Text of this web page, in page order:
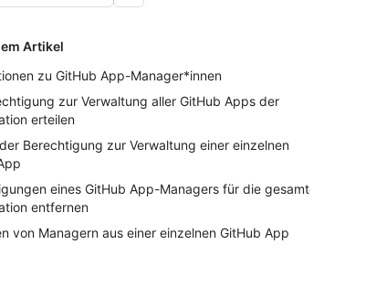
Artikel
zu GitHub App-Manager*innen
zur Verwaltung aller GitHub Apps der
erteilen
Berechtigung zur Verwaltung einer einzelnen
eines GitHub App-Managers für die gesamte
entfernen
von Managern aus einer einzelnen GitHub App